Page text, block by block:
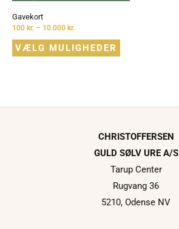
Gavekort
100 kr. – 10.000 kr.
VÆLG MULIGHEDER
CHRISTOFFERSEN
GULD SØLV URE A/S
Tarup Center
Rugvang 36
5210, Odense NV